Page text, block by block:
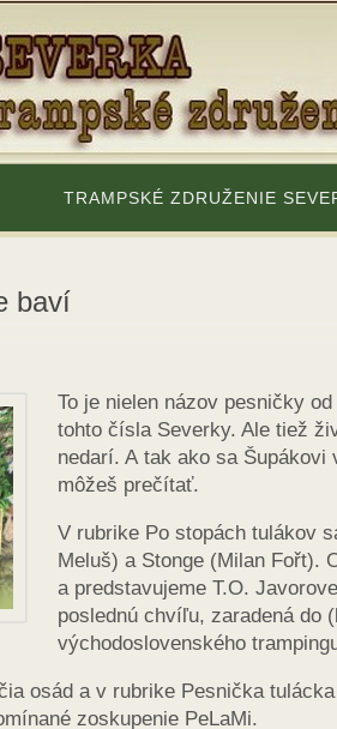
TRAMPSKÉ ZDRUŽENIE
baví
To je nielen názov pesničky
tohto čísla Severky. Ale tiež
nedarí. A tak ako sa
môžeš prečítať.
V rubrike Po stopách tulákov
Meluš) a Stonge (Milan Fořt).
a predstavujeme T.O.
poslednú chvíľu, zaradená do
východoslovenského
osád a v rubrike Pesnička
zoskupenie PeLaMi.